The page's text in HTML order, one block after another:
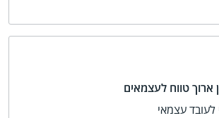
ארוך טווח לעצמאים
לעובד עצמאי